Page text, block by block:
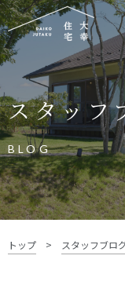
新築・リノベ
家づくりの考え方
施工事例
お客様の声
リフォーム・リノベー
土地をお探しの
スタッフ
BLOG
トップ > スタッフブロ